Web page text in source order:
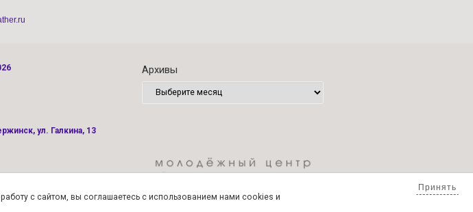
ул. Галкина, 13
Архивы
с сайтом, вы соглашаетесь с использованием нами cookies и
Принять